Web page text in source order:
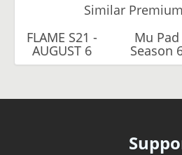
Similar
FLAME S21 -
AUGUST 6
Mu Pad
Season